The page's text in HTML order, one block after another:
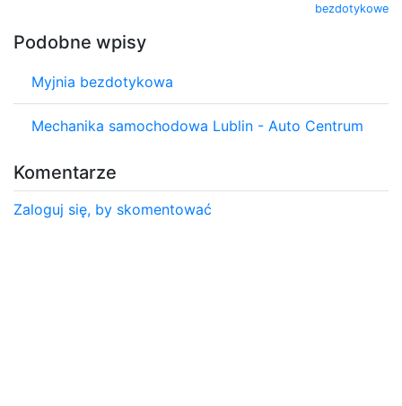
bezdotykowe
Podobne wpisy
Myjnia bezdotykowa
Mechanika samochodowa Lublin - Auto Centrum
Komentarze
Zaloguj się, by skomentować